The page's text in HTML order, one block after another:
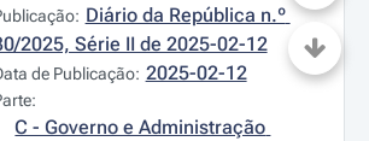
Diário da República n.º
2025, Série II de 2025-02-12
de Publicação: 2025-02-12
C - Governo e Administração